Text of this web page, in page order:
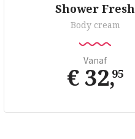
Shower Fresh
Body cream
Vanaf
€ 32,95